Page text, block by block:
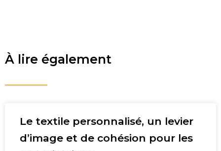
À lire également
Le textile personnalisé, un levier
d’image et de cohésion pour les